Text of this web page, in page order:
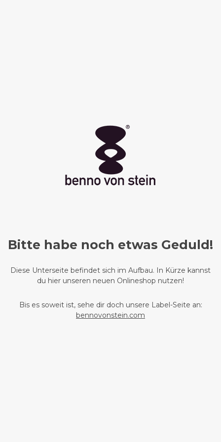
Bitte habe noch etwas Geduld!
Diese Unterseite befindet sich im Aufbau. In Kürze kannst
du hier unseren neuen Onlineshop nutzen!
Bis es soweit ist, sehe dir doch unsere Label-Seite an:
bennovonstein.com